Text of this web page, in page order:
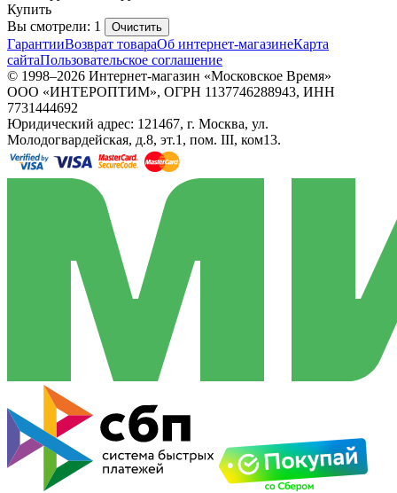
Купить
Вы смотрели: 1
Очистить
ГарантииВозврат товараОб интернет-магазинеКарта
сайтаПользовательское соглашение
© 1998–2026 Интернет-магазин «Московское Время»
ООО «ИНТЕРОПТИМ», ОГРН 1137746288943, ИНН
7731444692
Юридический адрес: 121467, г. Москва, ул.
Молодогвардейская, д.8, эт.1, пом. III, ком13.